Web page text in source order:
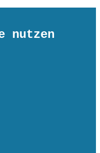
nutzen